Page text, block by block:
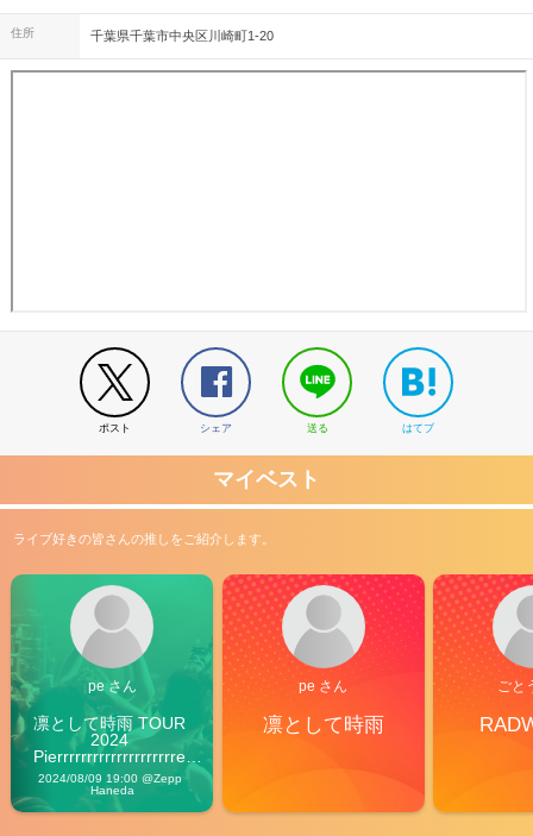
住所 千葉県千葉市中央区川崎町1-20
ポスト シェア 送る はてブ
マイベスト
ライブ好きの皆さんの推しをご紹介します。
pe さん
凛として時雨 TOUR
2024
Pierrrrrrrrrrrrrrrrrrrre
Vibes
2024/08/09 19:00 @Zepp
Haneda
pe さん
凛として時雨
ごと